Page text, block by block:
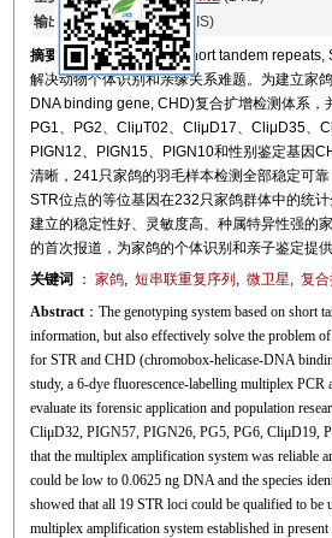
输出: BibTeX|EndNote(RIS)
摘要
以短串联重复序列(short tandem
解决动物个体识别和亲缘关系难题。为建立家
DNA binding gene, CHD)复合扩增检测体系
PG1、PG2、CliμT02、CliμD17、CliμD35、
PIGN12、PIGN15、PIGN10和性别鉴定基因
清晰，241只家鸽的羽毛样本检测全部稳定可
STR位点的等位基因在232只家鸽群体中的统
建立的稳定性好、灵敏度高、种属特异性强的
的首次报道，为家鸽的个体识别和亲子鉴定提供
关键词
： 家鸽, 短串联重复序列 , 微卫星, 复
Abstract：The genotyping system based on short
information, but also effectively solve the problem
for STR and CHD (chromobox-helicase-DNA
study, a 6-dye fluorescence-labelling multiplex
evaluate its forensic application and population
CliμD32, PIGN57, PIGN26, PG5, PG6, CliμD19,
that the multiplex amplification system was reliable
could be low to 0.0625 ng DNA and the species
showed that all 19 STR loci could be qualified to
multiplex amplification system established in